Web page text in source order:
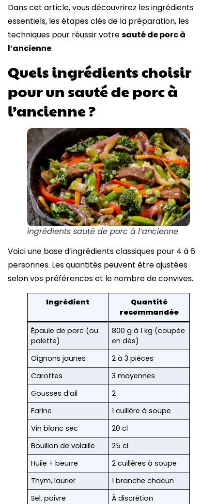
Dans cet article, vous découvrirez les ingrédients
essentiels, les étapes clés de la préparation, les
techniques pour réussir votresauté de porc à
l’ancienne.
Quels ingrédients choisir
pour un sauté de porc à
l’ancienne ?
ingrédients sauté de porc à l’ancienne
Voici une base d’ingrédients classiques pour 4 à 6
personnes. Les quantités peuvent être ajustées
selon vos préférences et le nombre de convives.
Ingrédient
Quantité
recommandée
Épaule de porc (ou
palette)
800 g à 1 kg (coupée
en dés)
Oignons jaunes
2 à 3 pièces
Carottes
3 moyennes
Gousses d’ail
2
Farine
1 cuillère à soupe
Vin blanc sec
20 cl
Bouillon de volaille
25 cl
Huile + beurre
2 cuillères à soupe
Thym, laurier
1 branche chacun
Sel, poivre
À discrétion